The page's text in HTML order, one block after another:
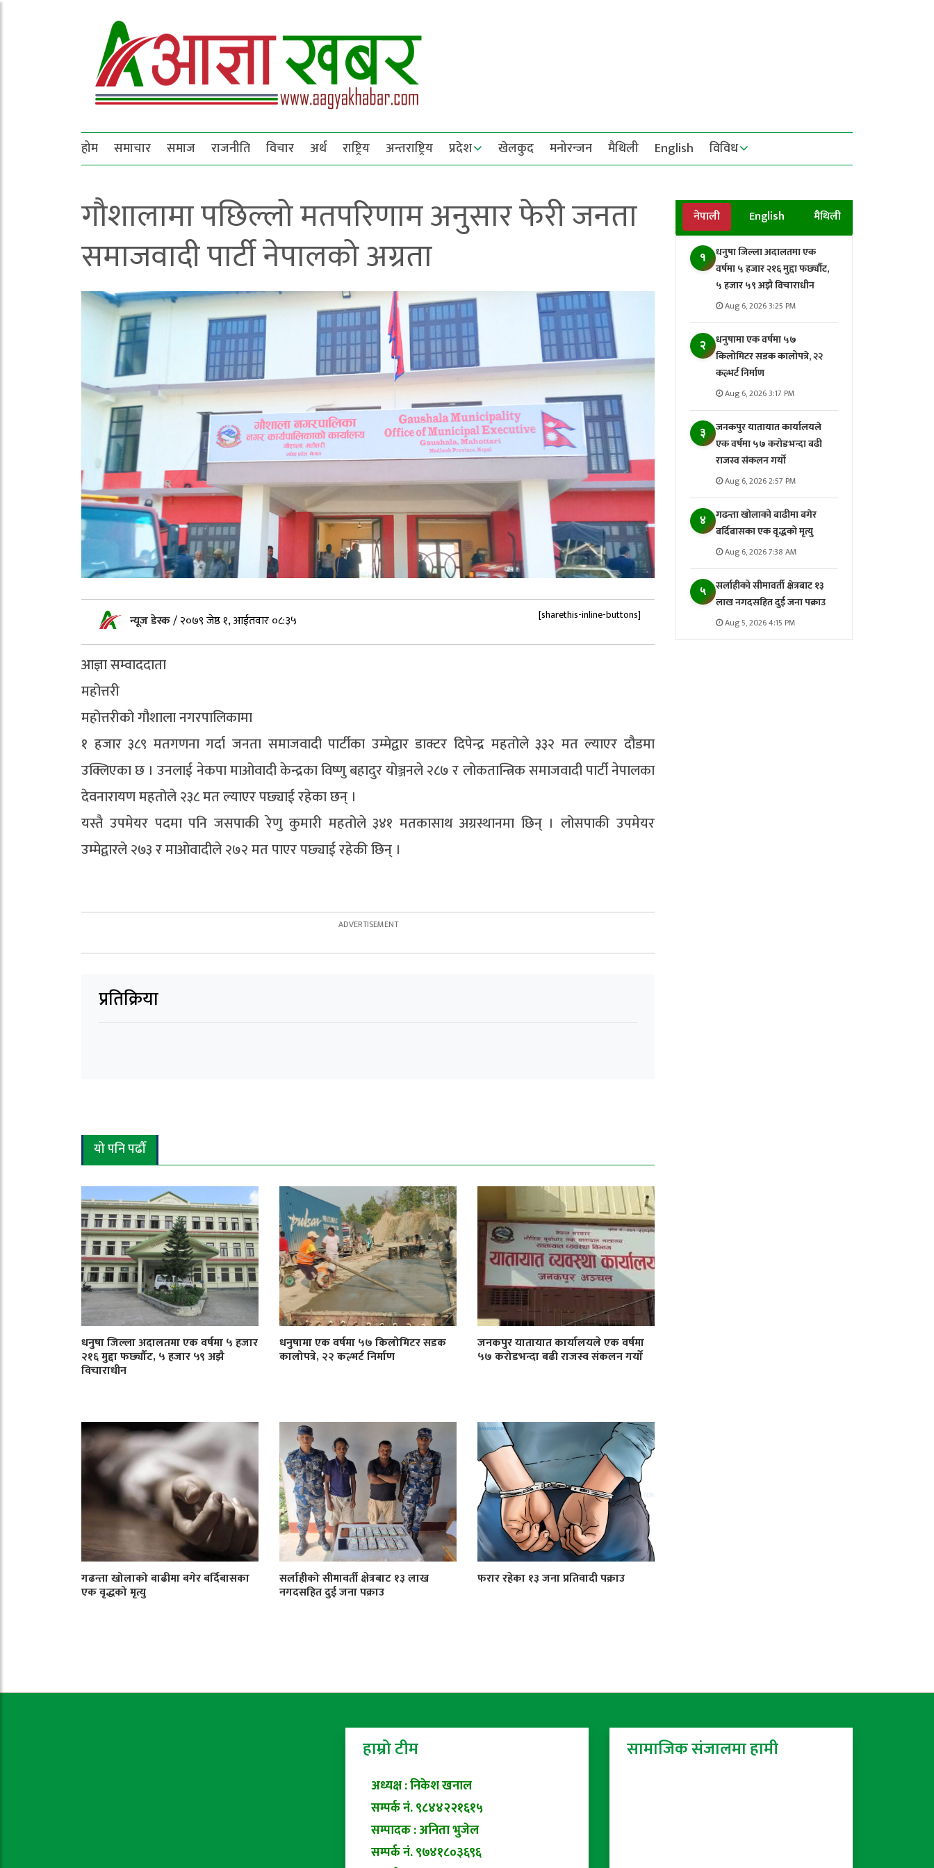
होम समाचार समाज राजनीति विचार अर्थ राष्ट्रिय अन्तराष्ट्रिय प्रदेश खेलकुद मनोरन्जन मैथिली English विविध
गौशालामा पछिल्लो मतपरिणाम अनुसार फेरी जनता
समाजवादी पार्टी नेपालको अग्रता
न्यूज डेस्क/२०७९ जेष्ठ १, आईतवार ०८:३५ [sharethis-inline-buttons]
आज्ञा सम्वाददाता
महोत्तरी
महोत्तरीको गौशाला नगरपालिकामा
१ हजार ३८९ मतगणना गर्दा जनता समाजवादी पार्टीका उम्मेद्वार डाक्टर दिपेन्द्र महतोले ३३२ मत ल्याएर दौडमा
उक्लिएका छ । उनलाई नेकपा माओवादी केन्द्रका विष्णु बहादुर योञ्जनले २८७ र लोकतान्त्रिक समाजवादी पार्टी नेपालका
देवनारायण महतोले २३८ मत ल्याएर पछ्याई रहेका छन् ।
यस्तै उपमेयर पदमा पनि जसपाकी रेणु कुमारी महतोले ३४१ मतकासाथ अग्रस्थानमा छिन् । लोसपाकी उपमेयर
उम्मेद्वारले २७३ र माओवादीले २७२ मत पाएर पछ्याई रहेकी छिन् ।
प्रतिक्रिया
नेपाली English मैथिली
१
धनुषा जिल्ला अदालतमा एक
वर्षमा ५ हजार २१६ मुद्दा फर्छ्यौट,
५ हजार ५९ अझै विचाराधीन
Aug 6, 2026 3:25 PM
२
धनुषामा एक वर्षमा ५७
किलोमिटर सडक कालोपत्रे, २२
कल्भर्ट निर्माण
Aug 6, 2026 3:17 PM
३
जनकपुर यातायात कार्यालयले
एक वर्षमा ५७ करोडभन्दा बढी
राजस्व संकलन गर्याे
Aug 6, 2026 2:57 PM
४
गढन्ता खोलाको बाढीमा बगेर
बर्दिबासका एक वृद्धको मृत्यु
Aug 6, 2026 7:38 AM
५
सर्लाहीको सीमावर्ती क्षेत्रबाट १३
लाख नगदसहित दुई जना पक्राउ
Aug 5, 2026 4:15 PM
यो पनि पढौँ
धनुषा जिल्ला अदालतमा एक वर्षमा ५ हजार
२१६ मुद्दा फर्छ्यौट, ५ हजार ५९ अझै
विचाराधीन
धनुषामा एक वर्षमा ५७ किलोमिटर सडक
कालोपत्रे, २२ कल्भर्ट निर्माण
जनकपुर यातायात कार्यालयले एक वर्षमा
५७ करोडभन्दा बढी राजस्व संकलन गर्याे
गढन्ता खोलाको बाढीमा बगेर बर्दिबासका
एक वृद्धको मृत्यु
सर्लाहीको सीमावर्ती क्षेत्रबाट १३ लाख
नगदसहित दुई जना पक्राउ
फरार रहेका १३ जना प्रतिवादी पक्राउ
हाम्रो टीम
अध्यक्ष : निकेश खनाल
सम्पर्क नं. ९८४४२२१६१५
सम्पादक : अनिता भुजेल
सम्पर्क नं. ९७४१८०३६९६
सामाजिक संजालमा हामी